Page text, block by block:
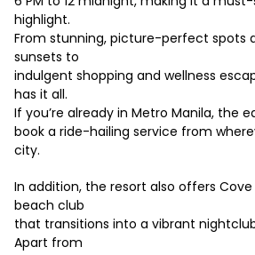
highlight.
From stunning, picture-perfect spots
sunsets to
indulgent shopping and wellness
has it all.
If you’re already in Metro Manila, the
book a ride-hailing service from
city.
In addition, the resort also offers
beach club
that transitions into a vibrant
Apart from